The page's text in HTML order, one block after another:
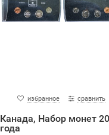
избранное сравнить
Канада, Набор монет
года